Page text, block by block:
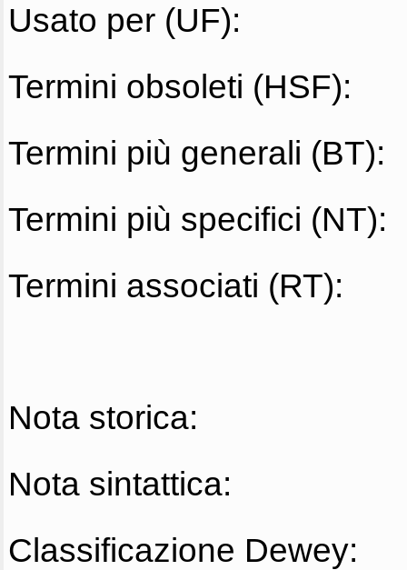
Usato per (UF):
Termini obsoleti (HSF):
Termini più generali (BT):
Termini più specifici (NT):
Termini associati (RT):
Nota storica:
Nota sintattica:
Classificazione Dewey: